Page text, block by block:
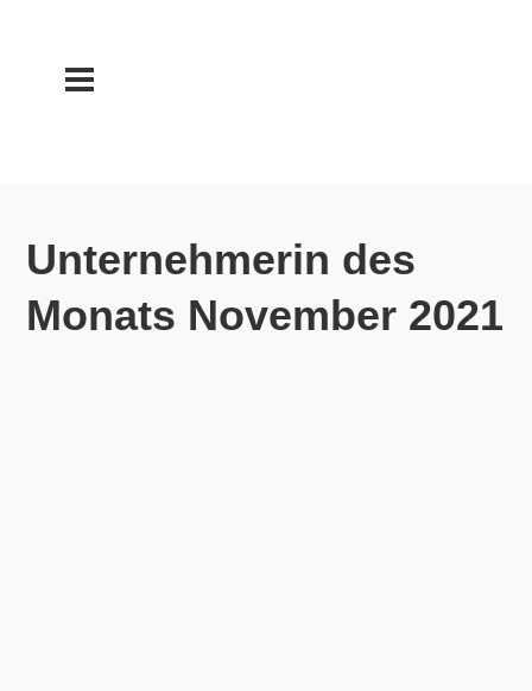
Unternehmerin des
Monats November 2021